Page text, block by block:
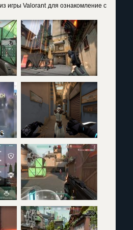
игры Valorant для ознакомление с